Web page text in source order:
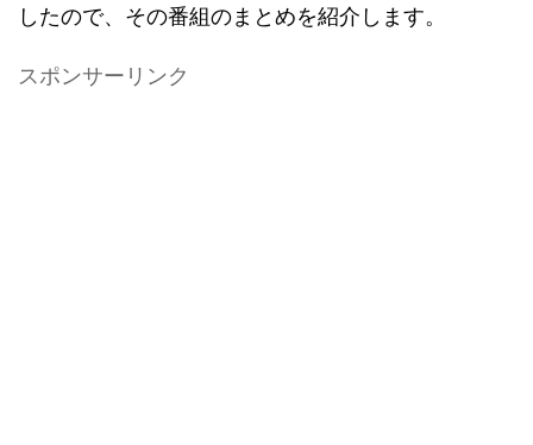
したので、その番組のまとめを紹介します。
スポンサーリンク